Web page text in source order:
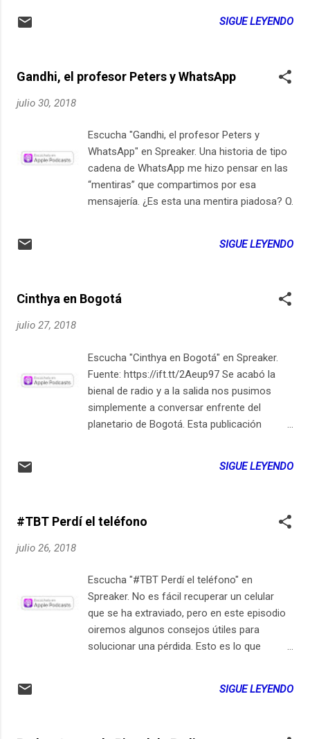
dinero! - Lo que te pido es que corrijas el
devolveremos tu dinero! Esta publicación
iPad LocutorCo
https://youtu.be/_VukARJSaMk
SIGUE LEYENDO
Gandhi, el profesor Peters y WhatsApp
julio 30, 2018
Escucha "Gandhi, el profesor Peters y
WhatsApp" en Spreaker. Una historia de tipo
cadena de WhatsApp me hizo pensar en las
“mentiras” que compartimos por esa
mensajería. ¿Es esta una mentira piadosa? O
persona real, lo que pone a esta historia en
en Londres, un profesor de apellido Peters le
sus encuentros. Un día Peters estaba
almorzando en el comedor de la Universidad
y Gandhi venía con su bandeja y se sentó a
su lado. El profesor muy altanero, le dice:
"Estudiante Gandhi, ¡¡usted no entiende!!
Un puerco y un pájaro, no se sientan a
usted tranquilo profesor, yo me voy
SIGUE LEYENDO
Cinthya en Bogotá
julio 27, 2018
Escucha "Cinthya en Bogotá" en Spreaker.
Fuente: https://ift.tt/2Aeup97 Se acabó la
bienal de radio y a la salida nos pusimos
simplemente a conversar enfrente del
planetario de Bogotá. Esta publicación
SIGUE LEYENDO
#TBT Perdí el teléfono
julio 26, 2018
Escucha "#TBT Perdí el teléfono" en
Spreaker. No es fácil recuperar un celular
que se ha extraviado, pero en este episodio
oiremos algunos consejos útiles para
solucionar una pérdida. Esto es lo que
02:50 Así lo recuperó mi prima 08:25 Cómo
SIGUE LEYENDO